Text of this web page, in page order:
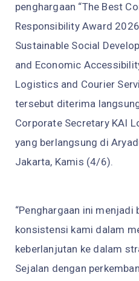
penghargaan “The Best
Responsibility Award
Sustainable Social
and Economic
Logistics and Courier
tersebut diterima
Corporate Secretary KAI
yang berlangsung di
Jakarta, Kamis (4/6).
“Penghargaan ini menjadi
konsistensi kami dalam
keberlanjutan ke dalam
Sejalan dengan